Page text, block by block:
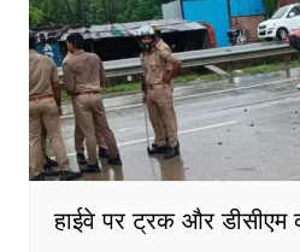
हाईवे पर ट्रक और